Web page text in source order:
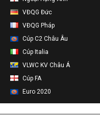
VĐQG Đức
VĐQG Pháp
Cúp C2 Châu Âu
Cúp Italia
VLWC KV Châu Á
Cúp FA
Euro 2020